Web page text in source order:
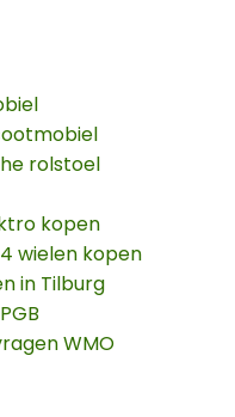
rolstoel
kopen
wielen kopen
in Tilburg
WMO